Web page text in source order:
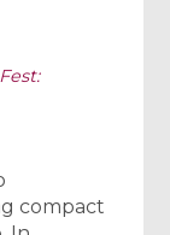
compact